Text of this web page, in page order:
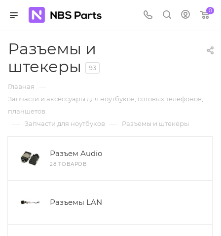
0
Разъемы и
штекеры
93
Главная —
Запчасти и аксессуары для ноутбуков, сотовых телефонов,
планшетов.
— Запчасти для ноутбуков — Разъемы и штекеры
Разъем Audio
28 ТОВАРОВ
Разъемы LAN